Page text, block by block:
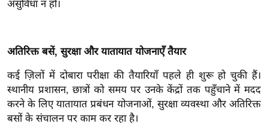
न्यू
फ
म
नो
रं
ज
असुविधा न हो।
अतिरिक्त बसें, सुरक्षा और यातायात योजनाएँ तैयार
कई ज़िलों में दोबारा परीक्षा की तैयारियाँ पहले ही शुरू हो चुकी हैं।
स्थानीय प्रशासन, छात्रों को समय पर उनके केंद्रों तक पहुँचाने में मदद
करने के लिए यातायात प्रबंधन योजनाओं, सुरक्षा व्यवस्था और अतिरिक्त
बसों के संचालन पर काम कर रहा है।